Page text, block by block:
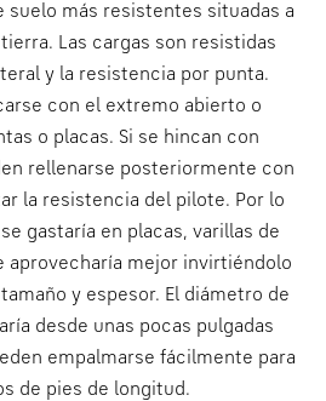
suelo más resistentes situadas a
Las cargas son resistidas
y la resistencia por punta.
con el extremo abierto o
o placas. Si se hincan con
rellenarse posteriormente con
la resistencia del pilote. Por lo
gastaría en placas, varillas de
aprovecharía mejor invirtiéndolo
y espesor. El diámetro de
desde unas pocas pulgadas
empalmarse fácilmente para
de pies de longitud.